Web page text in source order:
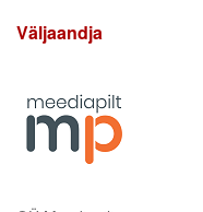
Väljaandja